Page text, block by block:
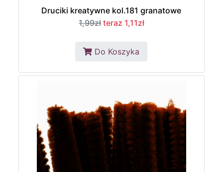
Druciki kreatywne kol.181 granatowe
1,99zł teraz 1,11zł
Do Koszyka